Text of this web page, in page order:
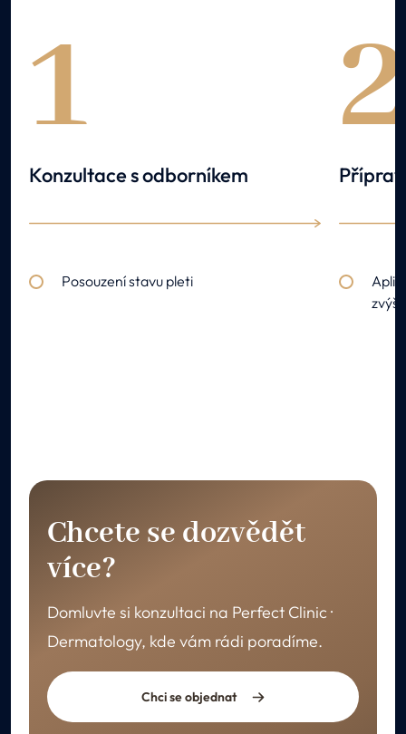
1
Konzultace s odborníkem
Posouzení stavu pleti
Chcete se dozvědět
více?
Domluvte si konzultaci na Perfect Clinic ·
Dermatology, kde vám rádi poradíme.
Chci se objednat